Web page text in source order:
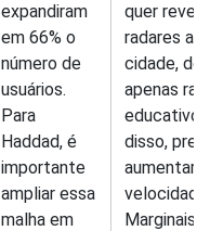
expandiram
em 66% o
número de
usuários.
Para
Haddad, é
importante
ampliar essa
malha em
quer rever
radares
cidade,
apenas
disso,
aumentar a
velocidade
Marginais.